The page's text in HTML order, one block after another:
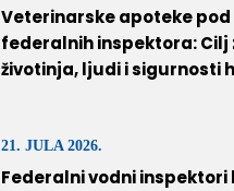
Veterinarske apoteke
federalnih inspektora:
životinja, ljudi i sigurnosti
21. JULA 2026.
Federalni vodni